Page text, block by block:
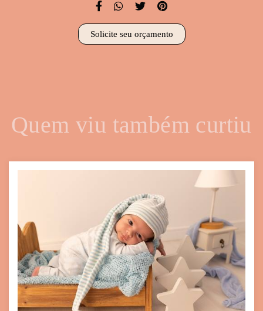
Solicite seu orçamento
Quem viu também curtiu